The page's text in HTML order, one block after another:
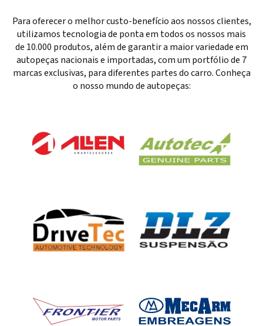
Para oferecer o melhor custo-benefício aos nossos clientes,
utilizamos tecnologia de ponta em todos os nossos mais
de 10.000 produtos, além de garantir a maior variedade em
autopeças nacionais e importadas, com um portfólio de 7
marcas exclusivas, para diferentes partes do carro. Conheça
o nosso mundo de autopeças: